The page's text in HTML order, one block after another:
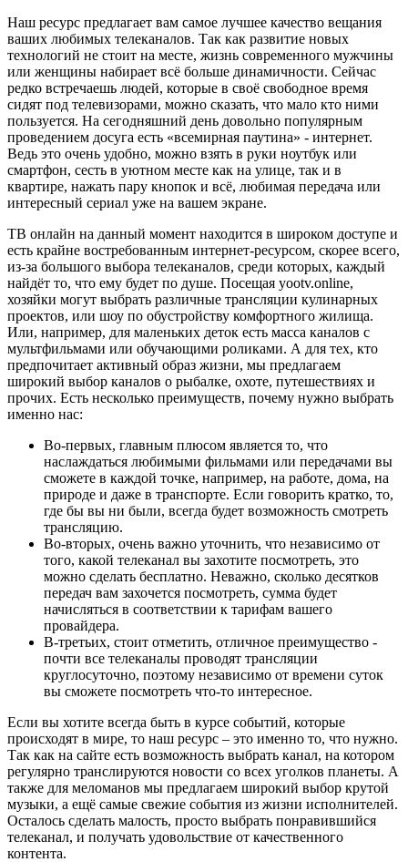
Наш ресурс предлагает вам самое лучшее качество вещания
ваших любимых телеканалов. Так как развитие новых
технологий не стоит на месте, жизнь современного мужчины
или женщины набирает всё больше динамичности. Сейчас
редко встречаешь людей, которые в своё свободное время
сидят под телевизорами, можно сказать, что мало кто ними
пользуется. На сегодняшний день довольно популярным
проведением досуга есть «всемирная паутина» - интернет.
Ведь это очень удобно, можно взять в руки ноутбук или
смартфон, сесть в уютном месте как на улице, так и в
квартире, нажать пару кнопок и всё, любимая передача или
интересный сериал уже на вашем экране.
ТВ онлайн на данный момент находится в широком доступе и
есть крайне востребованным интернет-ресурсом, скорее всего,
из-за большого выбора телеканалов, среди которых, каждый
найдёт то, что ему будет по душе. Посещая yootv.online,
хозяйки могут выбрать различные трансляции кулинарных
проектов, или шоу по обустройству комфортного жилища.
Или, например, для маленьких деток есть масса каналов с
мультфильмами или обучающими роликами. А для тех, кто
предпочитает активный образ жизни, мы предлагаем
широкий выбор каналов о рыбалке, охоте, путешествиях и
прочих. Есть несколько преимуществ, почему нужно выбрать
именно нас:
Во-первых, главным плюсом является то, что
наслаждаться любимыми фильмами или передачами вы
сможете в каждой точке, например, на работе, дома, на
природе и даже в транспорте. Если говорить кратко, то,
где бы вы ни были, всегда будет возможность смотреть
трансляцию.
Во-вторых, очень важно уточнить, что независимо от
того, какой телеканал вы захотите посмотреть, это
можно сделать бесплатно. Неважно, сколько десятков
передач вам захочется посмотреть, сумма будет
начисляться в соответствии к тарифам вашего
провайдера.
В-третьих, стоит отметить, отличное преимущество -
почти все телеканалы проводят трансляции
круглосуточно, поэтому независимо от времени суток
вы сможете посмотреть что-то интересное.
Если вы хотите всегда быть в курсе событий, которые
происходят в мире, то наш ресурс – это именно то, что нужно.
Так как на сайте есть возможность выбрать канал, на котором
регулярно транслируются новости со всех уголков планеты. А
также для меломанов мы предлагаем широкий выбор крутой
музыки, а ещё самые свежие события из жизни исполнителей.
Осталось сделать малость, просто выбрать понравившийся
телеканал, и получать удовольствие от качественного
контента.